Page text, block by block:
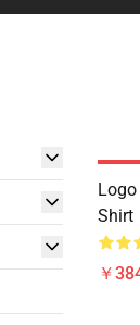
Logo
Shirt
￥